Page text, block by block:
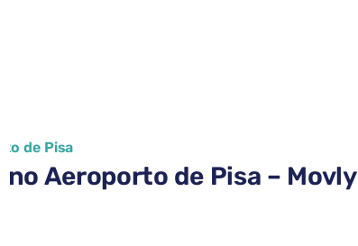
de Pisa
no Aeroporto de Pisa – Movly